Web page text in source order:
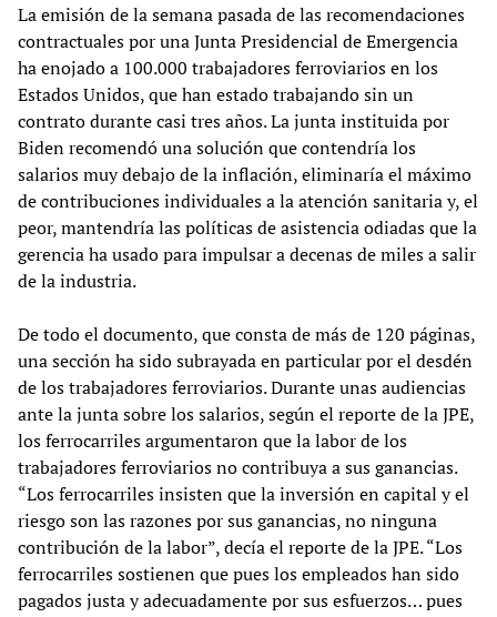
La emisión de la semana pasada de las recomendaciones
contractuales por una Junta Presidencial de Emergencia
ha enojado a 100.000 trabajadores ferroviarios en los
Estados Unidos, que han estado trabajando sin un
contrato durante casi tres años. La junta instituida por
Biden recomendó una solución que contendría los
salarios muy debajo de la inflación, eliminaría el máximo
de contribuciones individuales a la atención sanitaria y, el
peor, mantendría las políticas de asistencia odiadas que la
gerencia ha usado para impulsar a decenas de miles a salir
de la industria.
De todo el documento, que consta de más de 120 páginas,
una sección ha sido subrayada en particular por el desdén
de los trabajadores ferroviarios. Durante unas audiencias
ante la junta sobre los salarios, según el reporte de la JPE,
los ferrocarriles argumentaron que la labor de los
trabajadores ferroviarios no contribuya a sus ganancias.
“Los ferrocarriles insisten que la inversión en capital y el
riesgo son las razones por sus ganancias, no ninguna
contribución de la labor”, decía el reporte de la JPE. “Los
ferrocarriles sostienen que pues los empleados han sido
pagados justa y adecuadamente por sus esfuerzos… pues